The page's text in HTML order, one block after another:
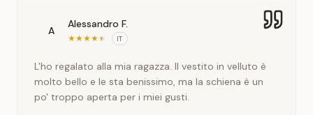
A
Alessandro F.
★★★★★ IT
L'ho regalato alla mia ragazza. Il vestito in velluto è
molto bello e le sta benissimo, ma la schiena è un
po' troppo aperta per i miei gusti.